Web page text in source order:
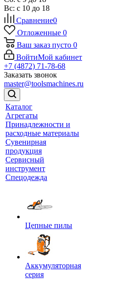
Вс: с 10 до 18
Сравнение0
Отложенные 0
Ваш заказ пусто 0
ВойтиМой кабинет
+7 (4872) 71-78-68
Заказать звонок
master@toolsmachines.ru
Каталог
Агрегаты
Принадлежности и
расходные материалы
Сувенирная
продукция
Сервисный
инструмент
Спецодежда
Цепные пилы
Аккумуляторная
серия